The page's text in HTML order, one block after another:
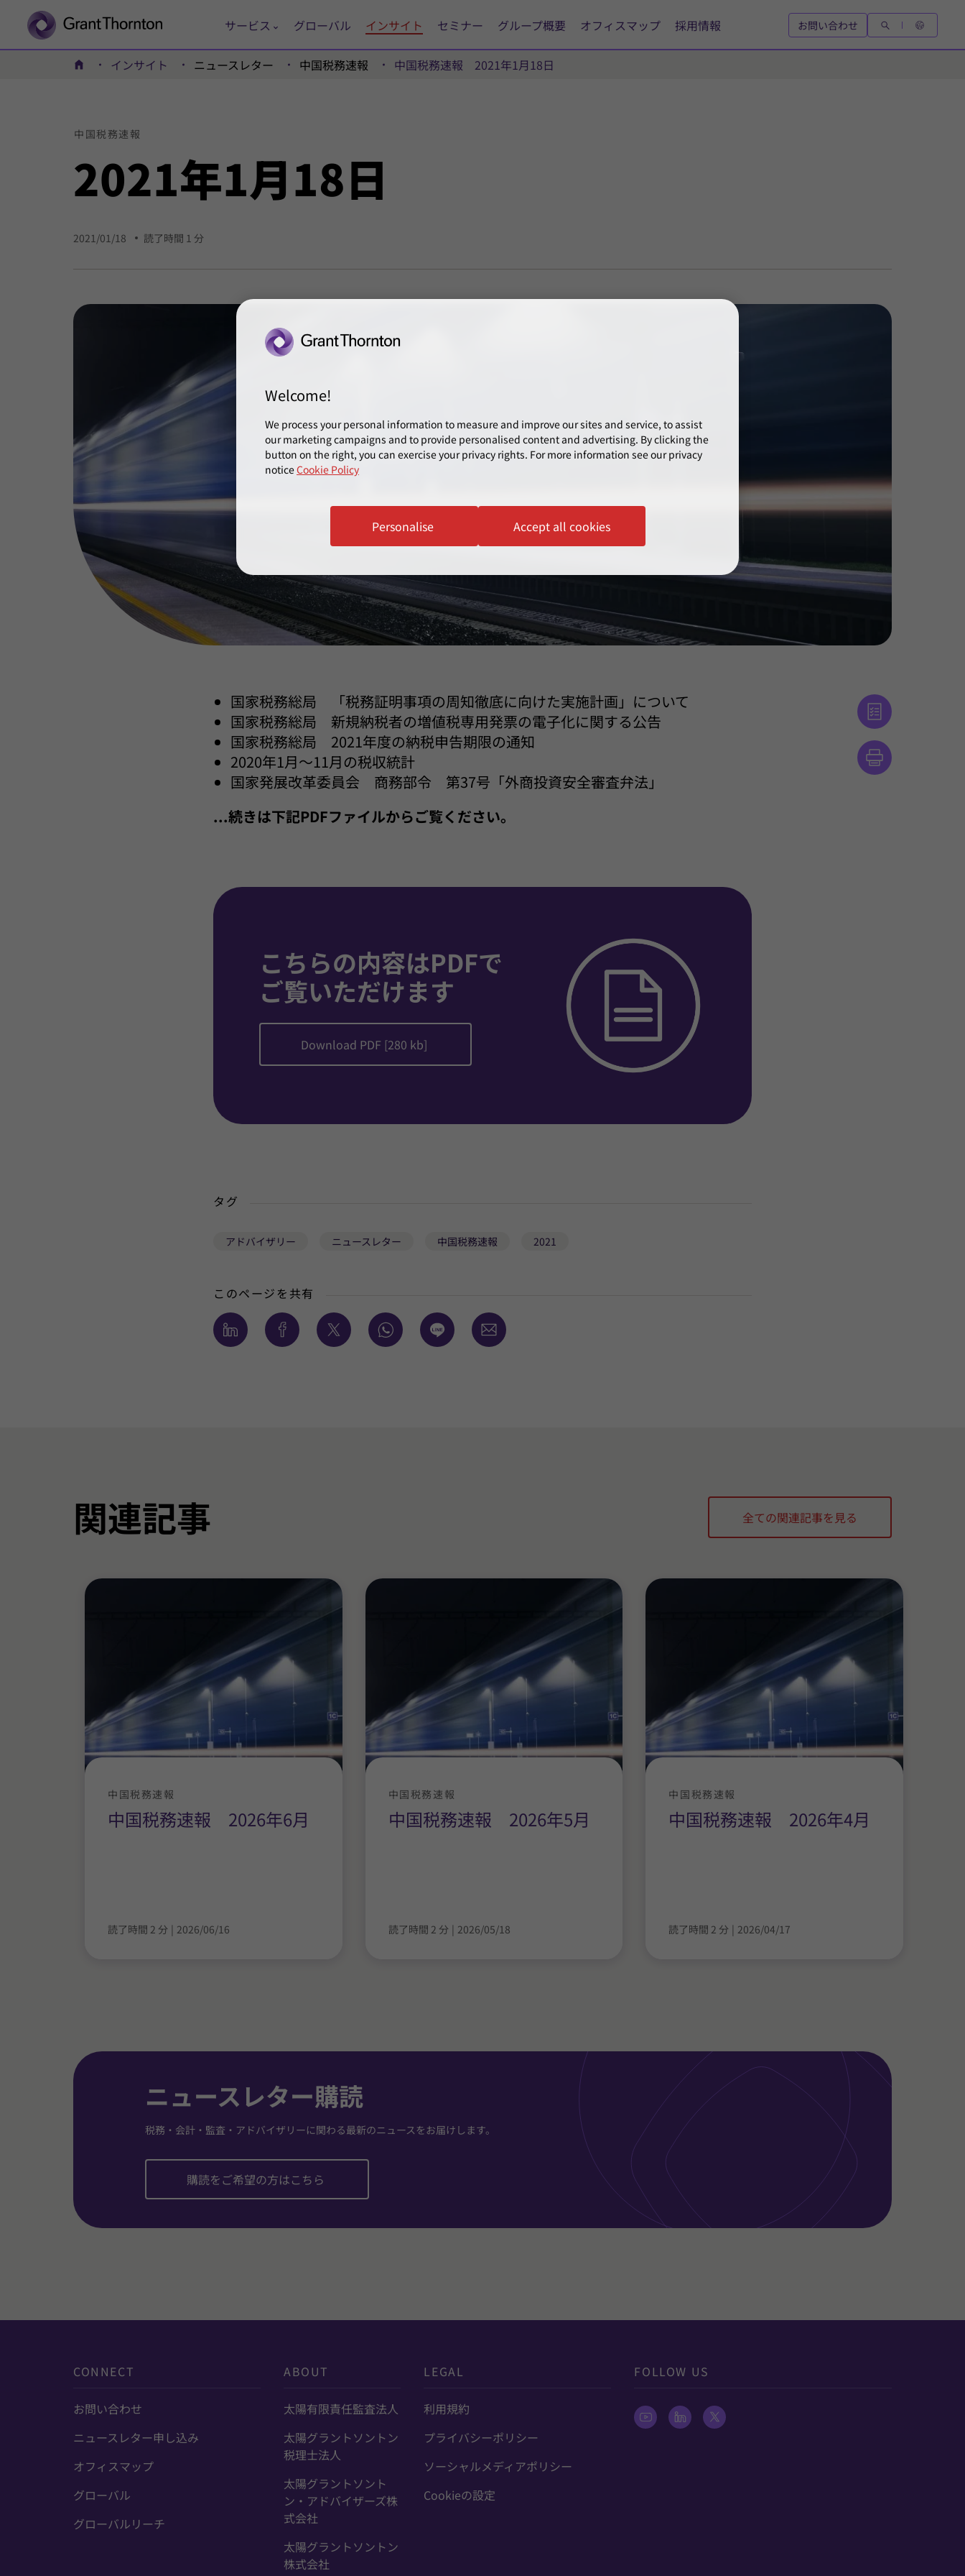
サービス グローバル インサイト セミナー グループ概要 オフィスマップ 採用情報 お問い合わせ
ホーム インサイト ニュースレター 中国税務速報 中国税務速報 2021年1月18日
2021年1月18日
中国税務速報
2021/01/18 読了時間 1 分
国家税務総局 「税務証明事項の周知徹底に向けた実施計画」について
国家税務総局 新規納税者の増値税専用発票の電子化に関する公告
国家税務総局 2021年度の納税申告期限の通知
2020年1月～11月の税収統計
国家発展改革委員会 商務部令 第37号「外商投資安全審査弁法」
...続きは下記PDFファイルからご覧ください。
こちらの内容はPDFで
ご覧いただけます
Download PDF [280 kb]
タグ
アドバイザリー ニュースレター 中国税務速報 2021
このページを共有
関連記事 全ての関連記事を見る
中国税務速報 2026年6月
中国税務速報
読了時間 2 分 | 2026/06/16
中国税務速報 2026年5月
中国税務速報
読了時間 2 分 | 2026/05/18
中国税務速報 2026年4月
中国税務速報
読了時間 2 分 | 2026/04/17
ニュースレター購読
税務・会計・監査・アドバイザリーに関わる最新のニュースをお届けします。
購読をご希望の方はこちら
CONNECT
お問い合わせ
ニュースレター申し込み
オフィスマップ
グローバル
グローバルリーチ
ABOUT
太陽有限責任監査法人
太陽グラントソントン
税理士法人
太陽グラントソント
ン・アドバイザーズ株
式会社
太陽グラントソントン
株式会社
LEGAL
利用規約
プライバシーポリシー
ソーシャルメディアポリシー
Cookieの設定
FOLLOW US
Welcome!
We process your personal information to measure and improve our sites and service, to assist
our marketing campaigns and to provide personalised content and advertising. By clicking the
button on the right, you can exercise your privacy rights. For more information see our privacy
noticeCookie Policy
Accept all cookies
Personalise